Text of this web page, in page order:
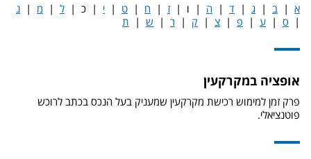
א | ב | ג | ד | ה | ו | ז | ח | ט | י | כ | ל | מ | נ
| ס | ע | פ | צ | ק | ר | ש | ת
אופציה במקרקעין
פרק זמן למימוש רכישת מקרקעין שמעניק בעל הנכס בכתב לרוכש
פוטנציאלי.